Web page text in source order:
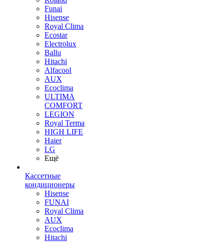
Funai
Hisense
Royal Clima
Ecostar
Electrolux
Ballu
Hitachi
Alfacool
AUX
Ecoclima
ULTIMA
COMFORT
LEGION
Royal Terma
HIGH LIFE
Haier
LG
Ещё
Кассетные
кондиционеры
Hisense
FUNAI
Royal Clima
AUX
Ecoclima
Hitachi